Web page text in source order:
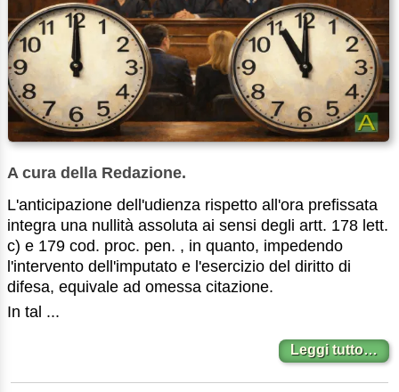
A cura della Redazione.
L'anticipazione dell'udienza rispetto all'ora prefissata
integra una nullità assoluta ai sensi degli artt. 178 lett.
c) e 179 cod. proc. pen. , in quanto, impedendo
l'intervento dell'imputato e l'esercizio del diritto di
difesa, equivale ad omessa citazione.
In tal ...
Leggi tutto…